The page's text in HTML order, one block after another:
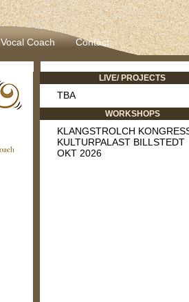
Vocal Coach Contact
LIVE/ PROJECTS
TBA
WORKSHOPS
KLANGSTROLCH
KULTURPALAST BILLSTEDT
OKT 2026